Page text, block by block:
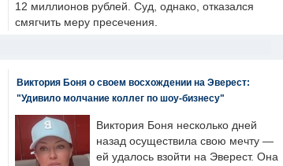
12 миллионов рублей. Суд, однако, отказался
смягчить меру пресечения.
Виктория Боня о своем восхождении на Эверест:
"Удивило молчание коллег по шоу-бизнесу"
Виктория Боня несколько дней
назад осуществила свою мечту —
ей удалось взойти на Эверест. Она